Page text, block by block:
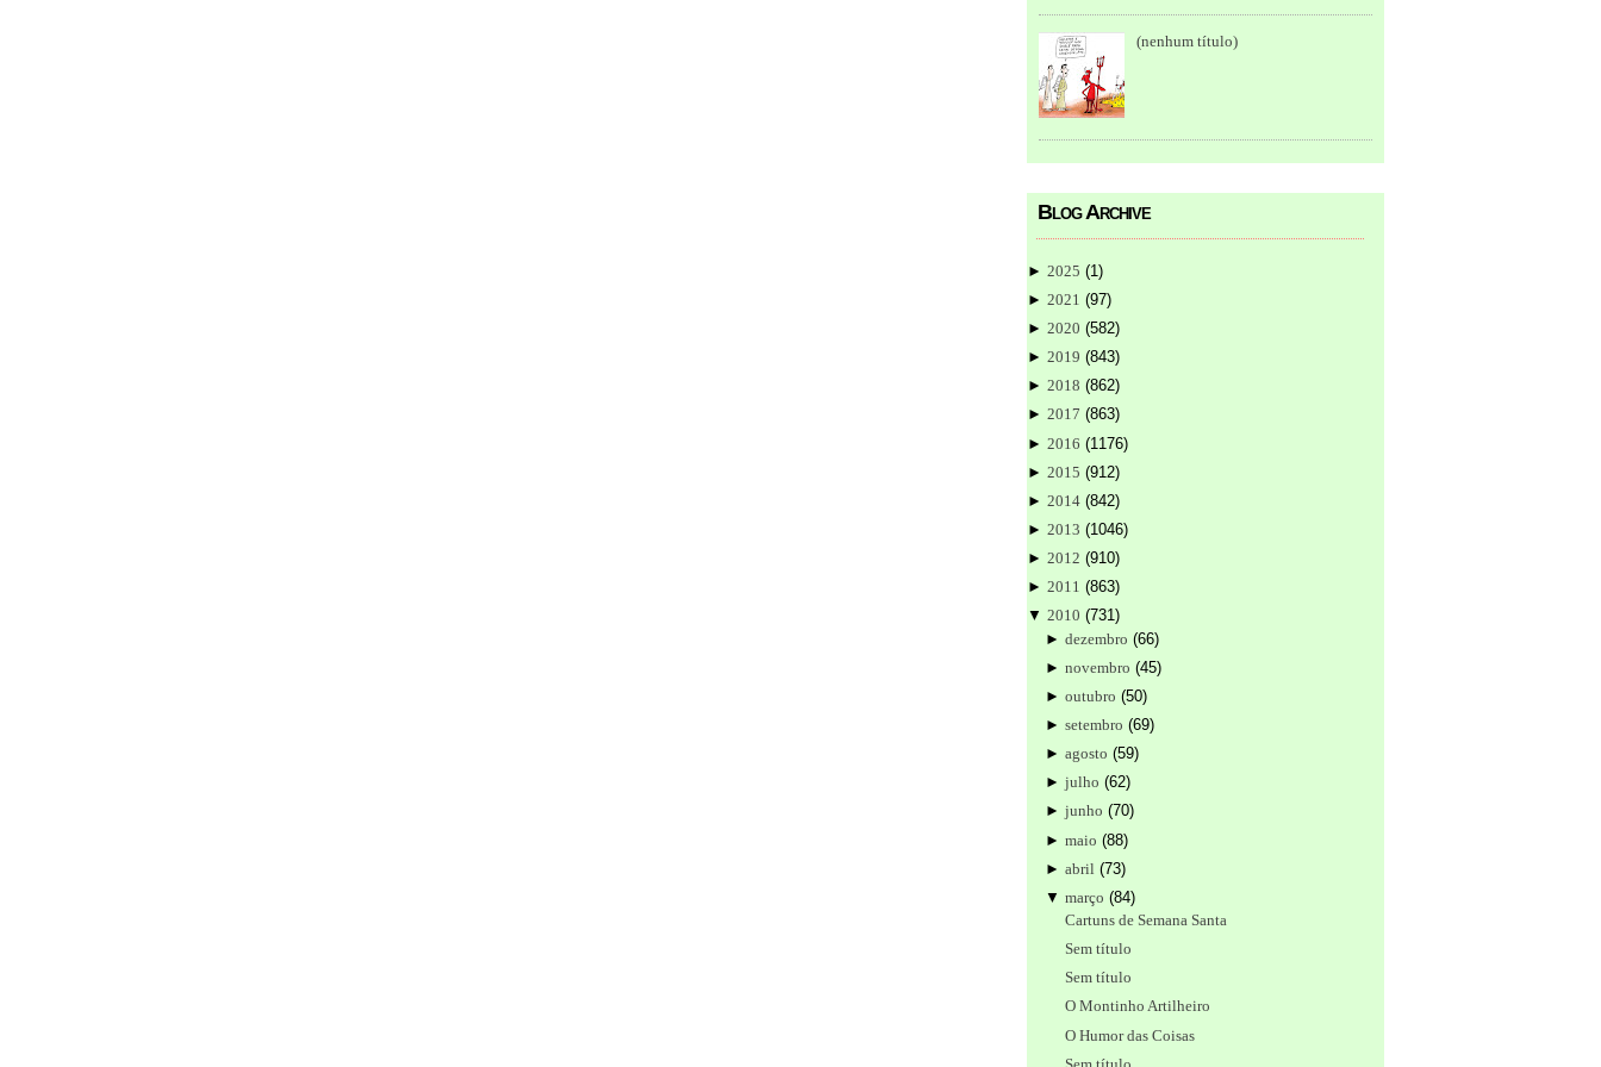
(nenhum título)
Blog Archive
► 2025 (1 )
► 2021 (97)
► 2020 (582)
► 2019 (843)
► 2018 (862)
► 2017 (863)
► 2016 (1176)
► 2015 (912)
► 2014 (842)
► 2013 (1046)
► 2012 (910)
► 2011 (863)
▼ 2010 (731)
►dezembro (66)
►novembro (45)
►outubro (50)
►setembro (69)
►agosto (59)
►julho (62)
►junho (70)
►maio (88)
►abril (73)
▼março (84)
Cartuns de Semana Santa
Sem título
Sem título
O Montinho Artilheiro
O Humor das Coisas